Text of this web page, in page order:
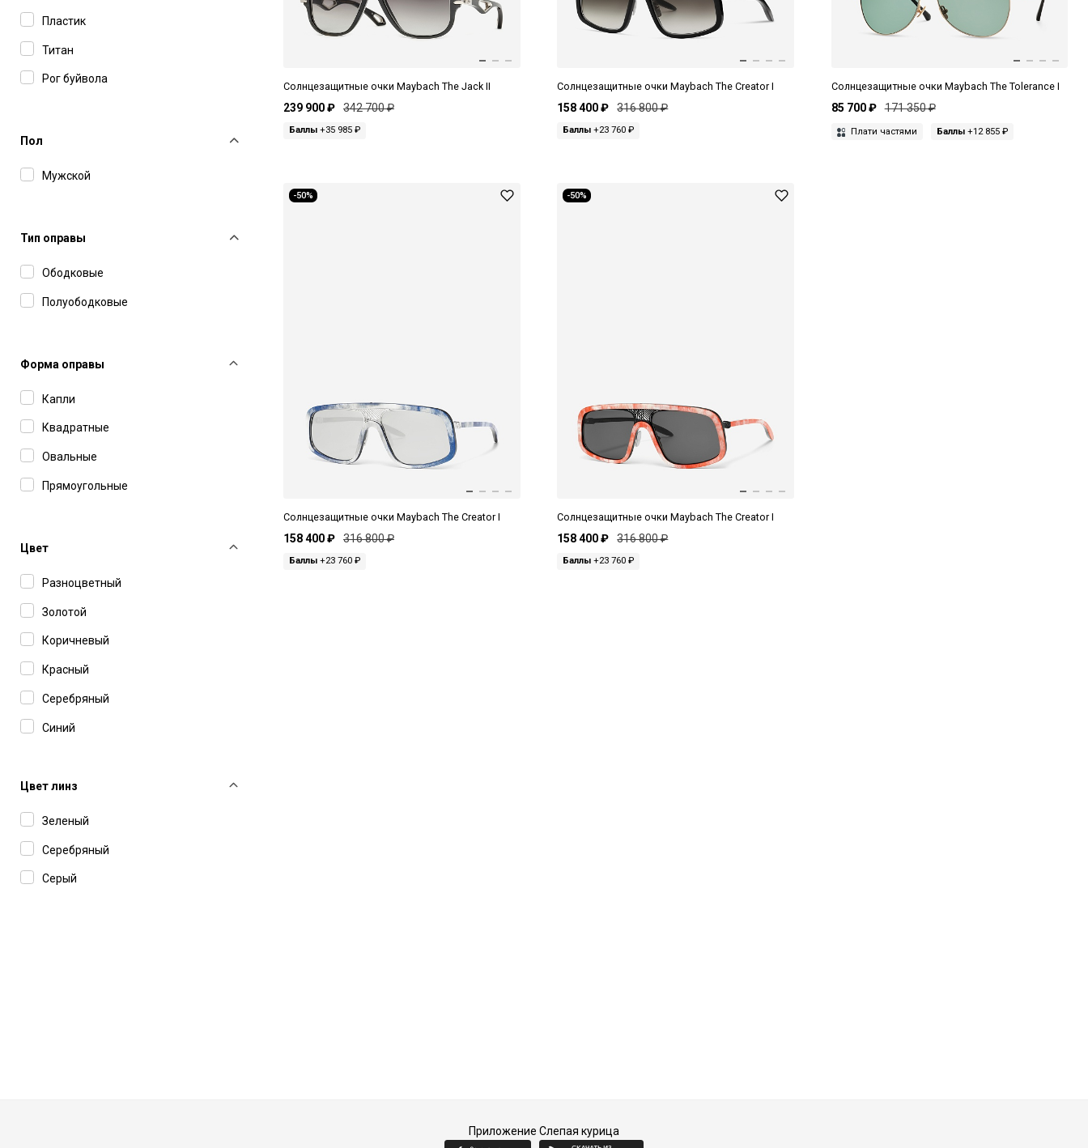
Lithe
Lunor
Marc Jacobs
Movitra
Oliver Peoples
Ray-Ban
Saint Laurent
Smith
Thom Browne
Tod's
Пластик
Титан
Рог буйвола
Пол
Мужской
Тип оправы
Ободковые
Полуободковые
Форма оправы
Капли
Квадратные
Овальные
Прямоугольные
Цвет
Разноцветный
Золотой
Коричневый
Красный
Серебряный
Синий
Цвет линз
Зеленый
Серебряный
Серый
Солнцезащитные очки Maybach The Jack II
239 900 ₽ 342 700 ₽
Баллы +35 985 ₽
Солнцезащитные очки Maybach The Creator I
158 400 ₽ 316 800 ₽
Баллы +23 760 ₽
Солнцезащитные очки Maybach The Tolerance I
85 700 ₽ 171 350 ₽
Плати частями Баллы+12 855 ₽
-50%
Солнцезащитные очки Maybach The Creator I
158 400 ₽ 316 800 ₽
Баллы +23 760 ₽
-50%
Солнцезащитные очки Maybach The Creator I
158 400 ₽ 316 800 ₽
Баллы +23 760 ₽
Приложение Слепая курица